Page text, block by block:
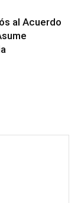
al Acuerdo